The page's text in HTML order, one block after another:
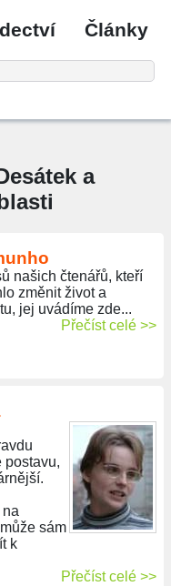
Články
a
našich čtenářů, kteří
změnit život a
jej uvádíme zde...
Přečíst celé >>
postavu,
na
sám
k
Přečíst celé >>